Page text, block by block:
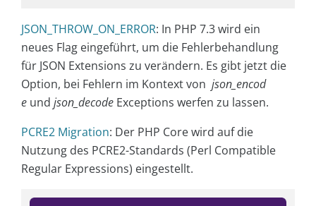
JSON_THROW_ON_ERROR: In PHP 7.3 wird ein
neues Flag eingeführt, um die Fehlerbehandlung
für JSON Extensions zu verändern. Es gibt jetzt die
Option, bei Fehlern im Kontext von json_encod
e und json_decode Exceptions werfen zu lassen.
PCRE2 Migration: Der PHP Core wird auf die
Nutzung des PCRE2-Standards (Perl Compatible
Regular Expressions) eingestellt.